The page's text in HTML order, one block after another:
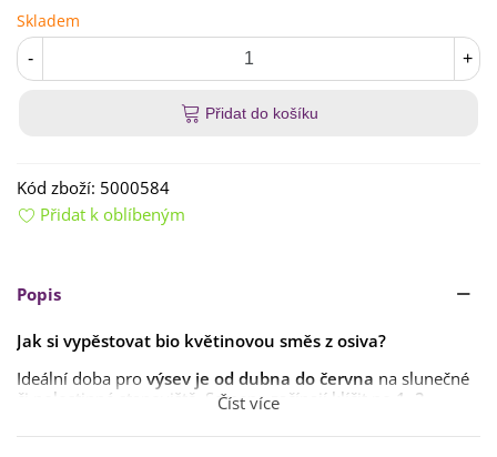
Skladem
- +
Přidat do košíku
Kód zboží: 5000584
Přidat k oblíbeným
Popis
Jak si vypěstovat bio květinovou směs z osiva?
Ideální doba pro výsev je od dubna do června na slunečné
či polostinné stanoviště. Semena začínají klíčit po
1 –2
Číst více